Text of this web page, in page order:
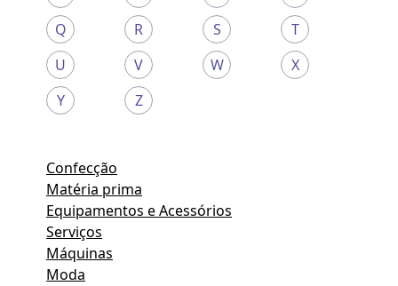
Q
R S
T
U
V W
X
Y
Z
Confecção
Matéria prima
Equipamentos e Acessórios
Serviços
Máquinas
Moda